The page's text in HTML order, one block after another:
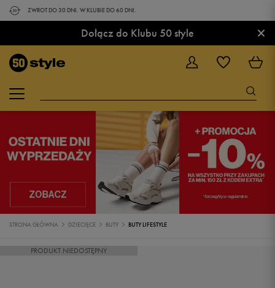
ZWROT DO 30 DNI. W KLUBIE DO 60 DNI.
Dołącz do Klubu 50 style ×
STRONA GŁÓWNA DZIECIĘCE BUTY BUTY LIFESTYLE
PRODUKT NIEDOSTĘPNY